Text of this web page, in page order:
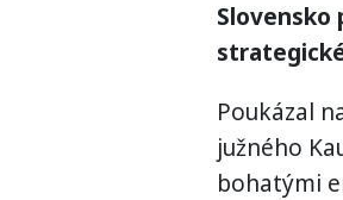
Slovensko
Poukázal
južného
bohatými